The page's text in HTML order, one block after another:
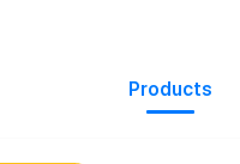
Products